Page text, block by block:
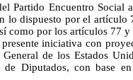
Partido Encuentro Social
lo dispuesto por el artículo
como por los artículos 77 y
iniciativa con
de los Estados
Diputados, con base